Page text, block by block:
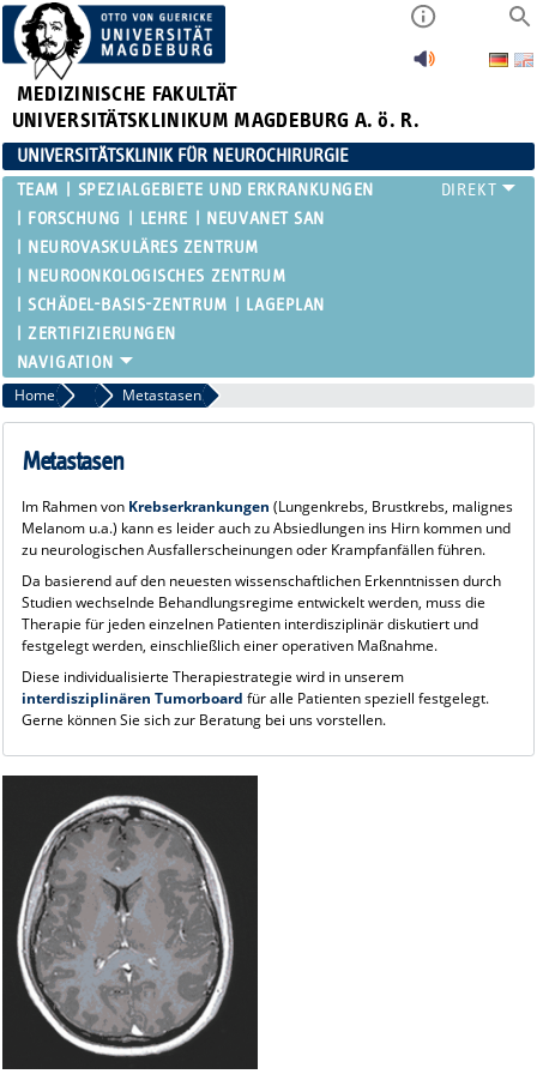
MEDIZINISCHE FAKULTÄT
UNIVERSITÄTSKLINIKUM MAGDEBURG A. ö. R.
UNIVERSITÄTSKLINIK FÜR NEUROCHIRURGIE
TEAM
SPEZIALGEBIETE UND ERKRANKUNGEN
FORSCHUNG
LEHRE
NEUVANET SAN
NEUROVASKULÄRES ZENTRUM
NEUROONKOLOGISCHES ZENTRUM
SCHÄDEL-BASIS-ZENTRUM
LAGEPLAN
ZERTIFIZIERUNGEN
Home Hirntumore
Metastasen
Metastasen
Im Rahmen von Krebserkrankungen (Lungenkrebs, Brustkrebs, malignes
Melanom u.a.) kann es leider auch zu Absiedlungen ins Hirn kommen und
zu neurologischen Ausfallerscheinungen oder Krampfanfällen führen.
Da basierend auf den neuesten wissenschaftlichen Erkenntnissen durch
Studien wechselnde Behandlungsregime entwickelt werden, muss die
Therapie für jeden einzelnen Patienten interdisziplinär diskutiert und
festgelegt werden, einschließlich einer operativen Maßnahme.
Diese individualisierte Therapiestrategie wird in unserem
interdisziplinären Tumorboard für alle Patienten speziell festgelegt.
Gerne können Sie sich zur Beratung bei uns vorstellen.